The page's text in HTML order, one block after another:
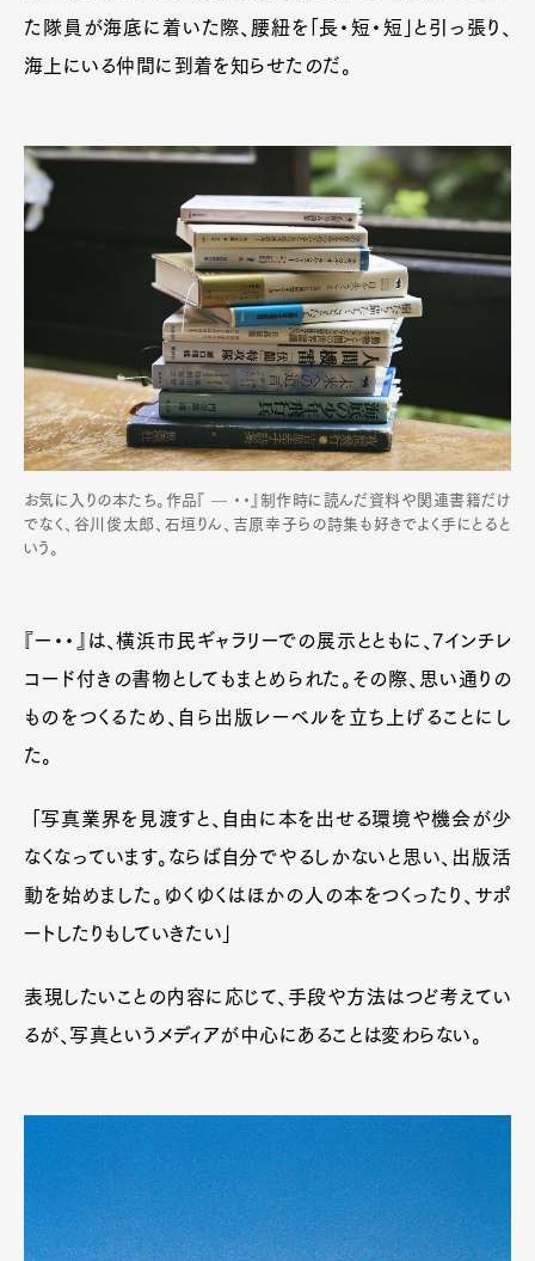
ProductCulture Lifestyle
Official Columnist
About
Pen Meet
Pen international Pen tw
た隊員が海底に着いた際、腰紐を「長・短・短」と引っ張り、
海上にいる仲間に到着を知らせたのだ。
お気に入りの本たち。作品『 — ・・』制作時に読んだ資料や関連書籍だけ
でなく、谷川俊太郎、石垣りん、吉原幸子らの詩集も好きでよく手にとると
いう。
『ー・・』は、横浜市民ギャラリーでの展示とともに、7インチレ
コード付きの書物としてもまとめられた。その際、思い通りの
ものをつくるため、自ら出版レーベルを立ち上げることにし
た。
「写真業界を見渡すと、自由に本を出せる環境や機会が少
なくなっています。ならば自分でやるしかないと思い、出版活
動を始めました。ゆくゆくはほかの人の本をつくったり、サポ
ートしたりもしていきたい」
表現したいことの内容に応じて、手段や方法はつど考えてい
るが、写真というメディアが中心にあることは変わらない。